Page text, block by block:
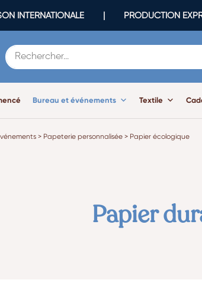
INTERNATIONALE | PRODUCTION
Bureau et événements Textile
> Papeterie personnalisée > Papier écologique
Papier